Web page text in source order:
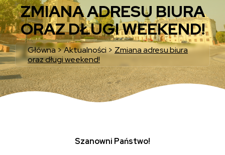
ZMIANA ADRESU BIURA
ORAZ DŁUGI WEEKEND!
Główna>Aktualności> Zmiana adresu biura
oraz długi weekend!
Szanowni Państwo!